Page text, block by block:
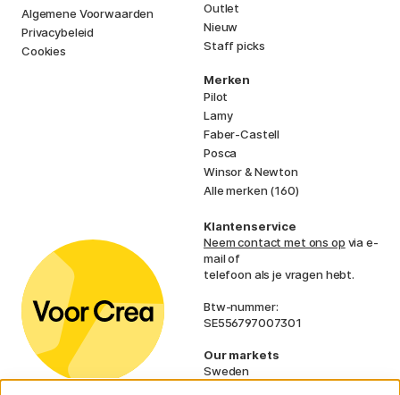
Algemene Voorwaarden
Privacybeleid
Cookies
Outlet
Nieuw
Staff picks
Merken
Pilot
Lamy
Faber-Castell
Posca
Winsor & Newton
Alle merken (160)
Klantenservice
Neem contact met ons op via e-
mail of
telefoon als je vragen hebt.
Btw-nummer:
SE556797007301
Our markets
Sweden